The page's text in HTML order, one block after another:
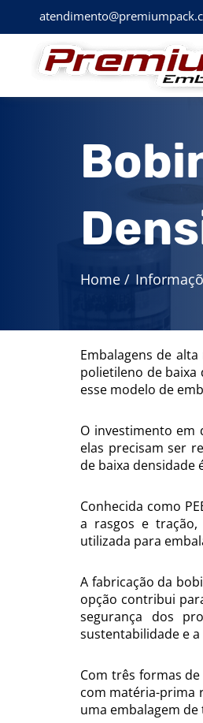
Home /
Embalagens de
polietileno de baixa
esse modelo de
O investimento em
elas precisam ser
de baixa densidade
Conhecida como
a rasgos e tração,
utilizada para
A fabricação da
opção contribui
segurança dos
sustentabilidade e
Com três formas
com matéria-prima
uma embalagem